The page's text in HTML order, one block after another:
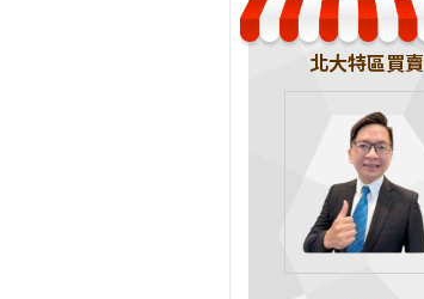
北大特區買賣